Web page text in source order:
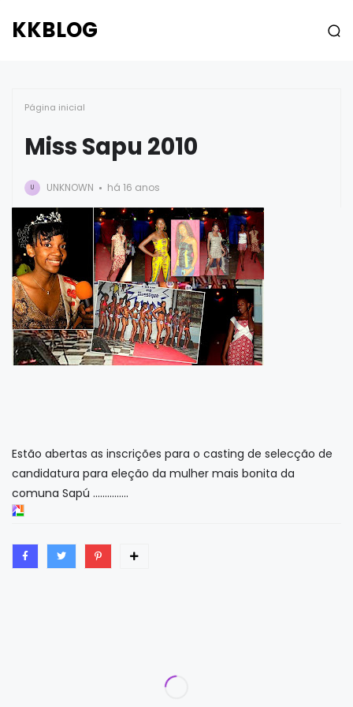
KKBLOG
Página inicial
Miss Sapu 2010
U UNKNOWN há 16 anos
Estão abertas as inscrições para o casting de selecção de
candidatura para eleção da mulher mais bonita da
comuna Sapú ...............